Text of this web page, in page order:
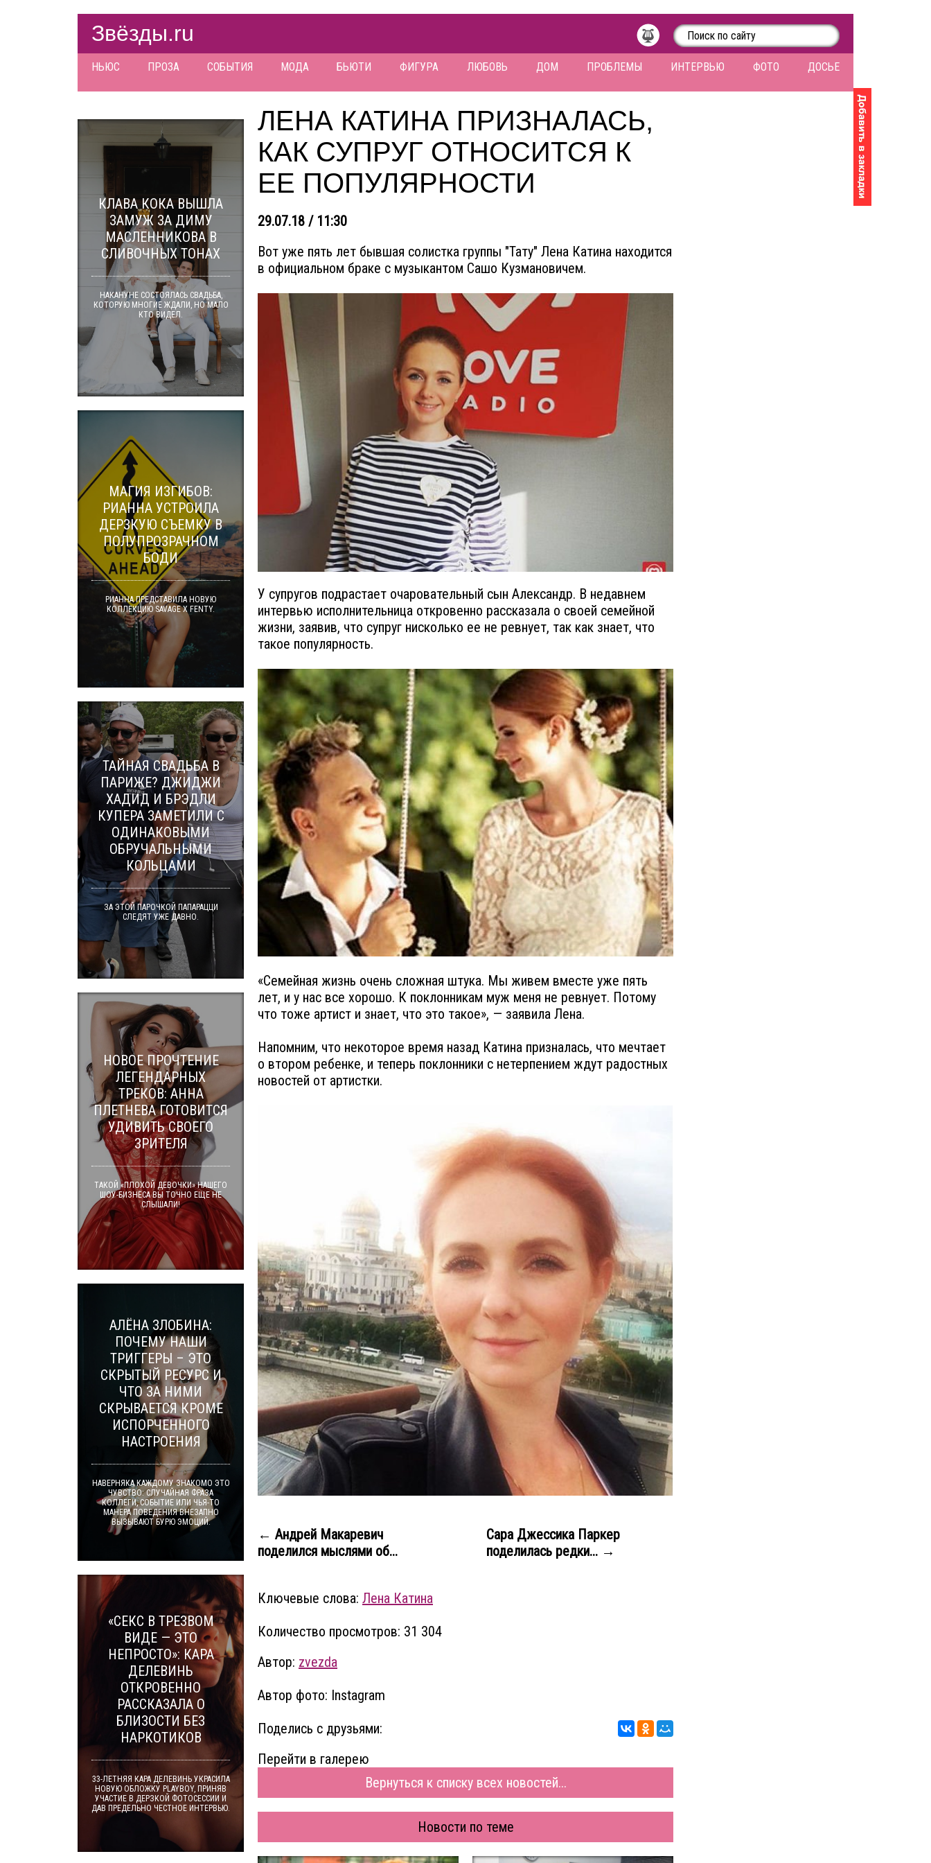
Звёзды.ru
НЬЮС ПРОЗА СОБЫТИЯ МОДА БЬЮТИ ФИГУРА ЛЮБОВЬ ДОМ ПРОБЛЕМЫ ИНТЕРВЬЮ ФОТО ДОСЬЕ
ЛЕНА КАТИНА ПРИЗНАЛАСЬ,
КАК СУПРУГ ОТНОСИТСЯ К
ЕЕ ПОПУЛЯРНОСТИ
29.07.18 / 11:30
Вот уже пять лет бывшая солистка группы "Тату" Лена Катина находится
в официальном браке с музыкантом Сашо Кузмановичем.
У супругов подрастает очаровательный сын Александр. В недавнем
интервью исполнительница откровенно рассказала о своей семейной
жизни, заявив, что супруг нисколько ее не ревнует, так как знает, что
такое популярность.
«Семейная жизнь очень сложная штука. Мы живем вместе уже пять
лет, и у нас все хорошо. К поклонникам муж меня не ревнует. Потому
что тоже артист и знает, что это такое», — заявила Лена.
Напомним, что некоторое время назад Катина призналась, что мечтает
о втором ребенке, и теперь поклонники с нетерпением ждут радостных
новостей от артистки.
← Андрей Макаревич
поделился мыслями об...
Сара Джессика Паркер
поделилась редки... →
Ключевые слова: Лена Катина
Количество просмотров: 31 304
Автор: zvezda
Автор фото: Instagram
Поделись с друзьями:
Перейти в галерею
Вернуться к списку всех новостей...
Новости по теме
КЛАВА КОКА ВЫШЛА
ЗАМУЖ ЗА ДИМУ
МАСЛЕННИКОВА В
СЛИВОЧНЫХ ТОНАХ
НАКАНУНЕ СОСТОЯЛАСЬ СВАДЬБА,
КОТОРУЮ МНОГИЕ ЖДАЛИ, НО МАЛО
КТО ВИДЕЛ.
МАГИЯ ИЗГИБОВ:
РИАННА УСТРОИЛА
ДЕРЗКУЮ СЪЕМКУ В
ПОЛУПРОЗРАЧНОМ
БОДИ
РИАННА ПРЕДСТАВИЛА НОВУЮ
КОЛЛЕКЦИЮ SAVAGE X FENTY.
ТАЙНАЯ СВАДЬБА В
ПАРИЖЕ? ДЖИДЖИ
ХАДИД И БРЭДЛИ
КУПЕРА ЗАМЕТИЛИ С
ОДИНАКОВЫМИ
ОБРУЧАЛЬНЫМИ
КОЛЬЦАМИ
ЗА ЭТОЙ ПАРОЧКОЙ ПАПАРАЦЦИ
СЛЕДЯТ УЖЕ ДАВНО.
НОВОЕ ПРОЧТЕНИЕ
ЛЕГЕНДАРНЫХ
ТРЕКОВ: АННА
ПЛЕТНЕВА ГОТОВИТСЯ
УДИВИТЬ СВОЕГО
ЗРИТЕЛЯ
ТАКОЙ «ПЛОХОЙ ДЕВОЧКИ» НАШЕГО
ШОУ-БИЗНЕСА ВЫ ТОЧНО ЕЩЕ НЕ
СЛЫШАЛИ!
АЛЁНА ЗЛОБИНА:
ПОЧЕМУ НАШИ
ТРИГГЕРЫ – ЭТО
СКРЫТЫЙ РЕСУРС И
ЧТО ЗА НИМИ
СКРЫВАЕТСЯ КРОМЕ
ИСПОРЧЕННОГО
НАСТРОЕНИЯ
НАВЕРНЯКА КАЖДОМУ ЗНАКОМО ЭТО
ЧУВСТВО: СЛУЧАЙНАЯ ФРАЗА
КОЛЛЕГИ, СОБЫТИЕ ИЛИ ЧЬЯ-ТО
МАНЕРА ПОВЕДЕНИЯ ВНЕЗАПНО
ВЫЗЫВАЮТ БУРЮ ЭМОЦИЙ.
«СЕКС В ТРЕЗВОМ
ВИДЕ — ЭТО
НЕПРОСТО»: КАРА
ДЕЛЕВИНЬ
ОТКРОВЕННО
РАССКАЗАЛА О
БЛИЗОСТИ БЕЗ
НАРКОТИКОВ
33-ЛЕТНЯЯ КАРА ДЕЛЕВИНЬ УКРАСИЛА
НОВУЮ ОБЛОЖКУ PLAYBOY, ПРИНЯВ
УЧАСТИЕ В ДЕРЗКОЙ ФОТОСЕССИИ И
ДАВ ПРЕДЕЛЬНО ЧЕСТНОЕ ИНТЕРВЬЮ.